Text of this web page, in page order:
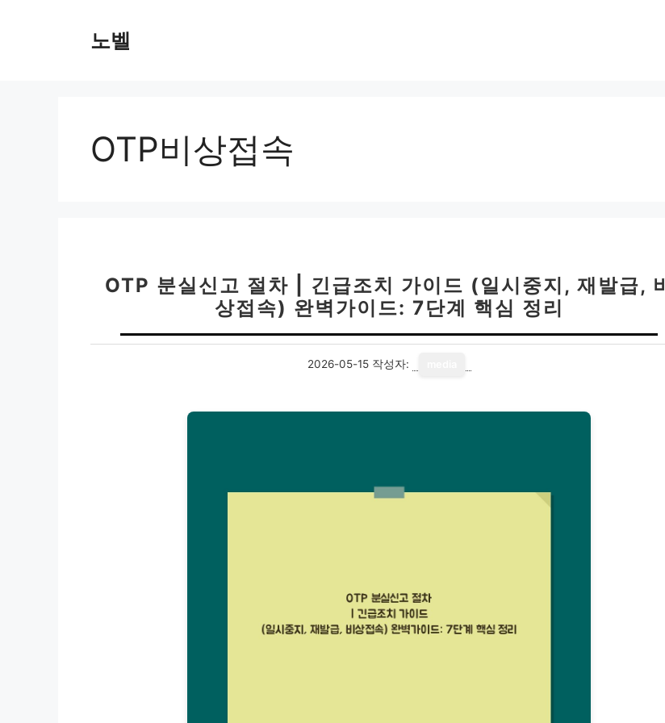
노벨
OTP비상접속
OTP 분실신고 절차 | 긴급조치 가이드 (일시중지, 재발급, 비
상접속) 완벽가이드: 7단계 핵심 정리
2026-05-15 작성자: